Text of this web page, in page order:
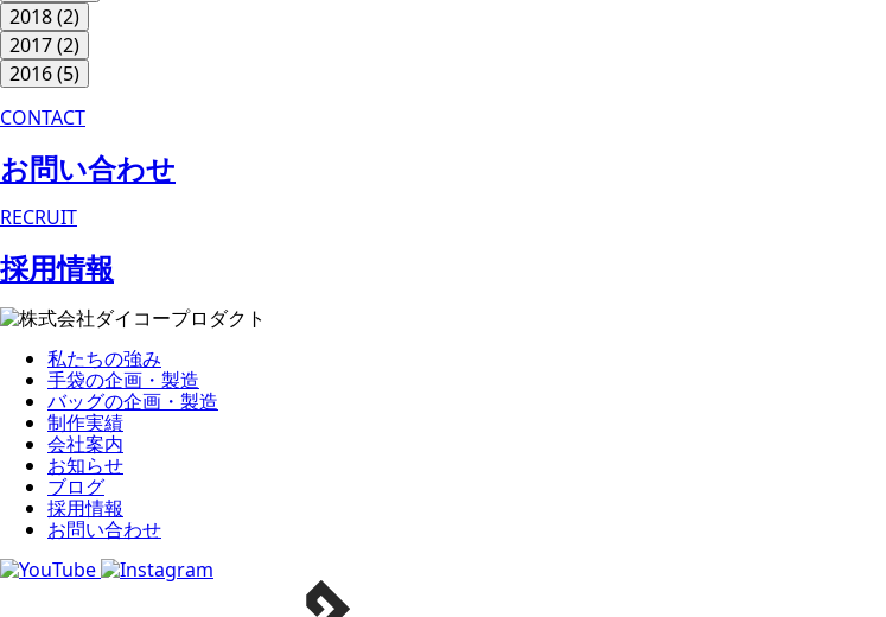
2018(2)
2017(2)
2016(5)
CONTACT
お問い合わせ
RECRUIT
採用情報
私たちの強み
手袋の企画・製造
バッグの企画・製造
制作実績
会社案内
お知らせ
ブログ
採用情報
お問い合わせ